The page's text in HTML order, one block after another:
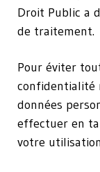
Droit Public a
de traitement.
Pour éviter
confidentialité
données
effectuer en
votre